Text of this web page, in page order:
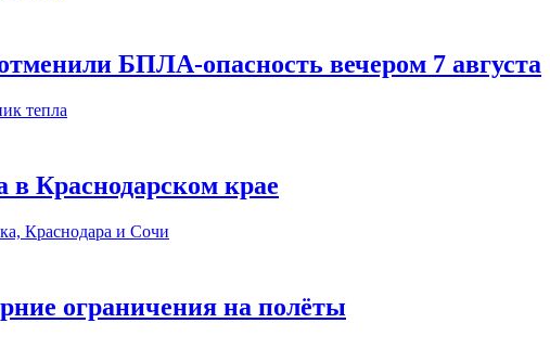
БПЛА-опасность вечером 7 августа
в Краснодарском крае
ограничения на полёты